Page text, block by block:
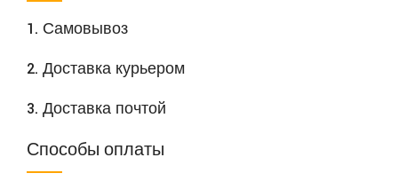
1. Самовывоз
2. Доставка курьером
3. Доставка почтой
Способы оплаты